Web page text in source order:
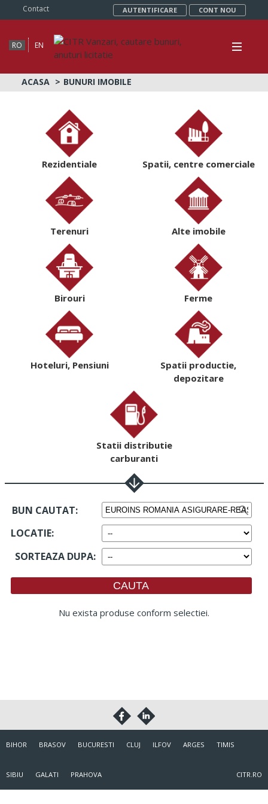
Contact AUTENTIFICARE CONT NOU
RO EN
ACASA BUNURI IMOBILE
Rezidentiale Spatii, centre comerciale
Terenuri Alte imobile
Birouri Ferme
Hoteluri, Pensiuni
Spatii productie,
depozitare
Statii distributie
carburanti
BUN CAUTAT:
LOCATIE:
SORTEAZA DUPA:
Nu exista produse conform selectiei.
BIHOR BRASOV BUCURESTI CLUJ ILFOV ARGES TIMIS
SIBIU GALATI PRAHOVA CITR.RO